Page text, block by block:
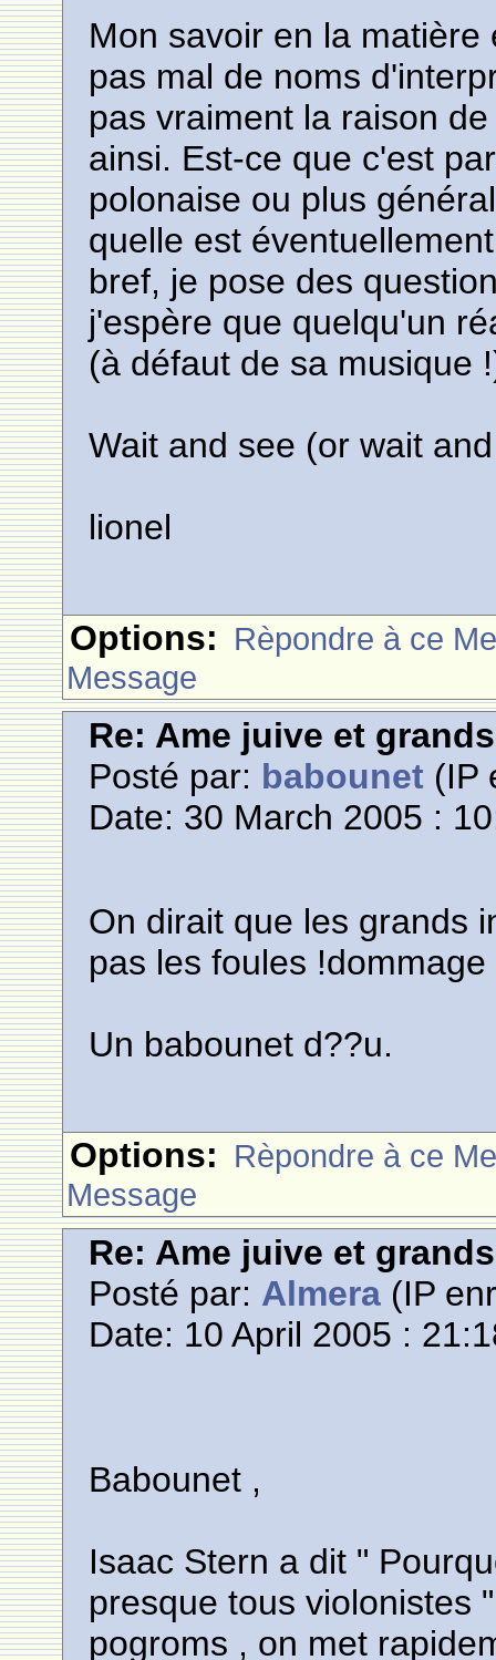
Mon savoir en la
pas mal de noms
pas vraiment la raison
ainsi. Est-ce que c'est
polonaise ou plus
quelle est
bref, je pose des
j'espère que quelqu'un
(à défaut de sa musique
Wait and see (or wait
lionel
Options: Rèpondre à ce
Message
Re: Ame juive et
Posté par: babounet (IP
Date: 30 March 2005 :
On dirait que les grands
pas les foules !dommage
Un babounet d??u.
Options: Rèpondre à ce
Message
Re: Ame juive et
Posté par: Almera (IP
Date: 10 April 2005 :
Babounet ,
Isaac Stern a dit "
presque tous violonistes
pogroms , on met